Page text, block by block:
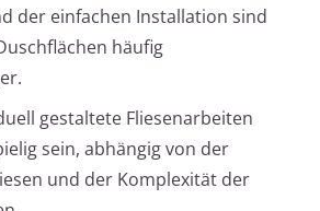
der einfachen Installation sind
häufig
gestaltete Fliesenarbeiten
sein, abhängig von der
und der Komplexität der